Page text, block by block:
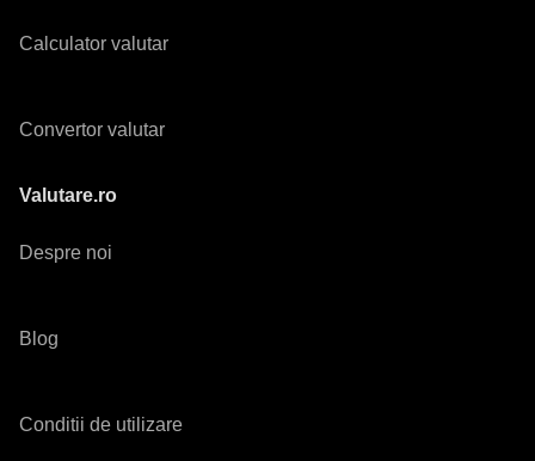
Calculator valutar
Convertor valutar
Valutare.ro
Despre noi
Blog
Conditii de utilizare